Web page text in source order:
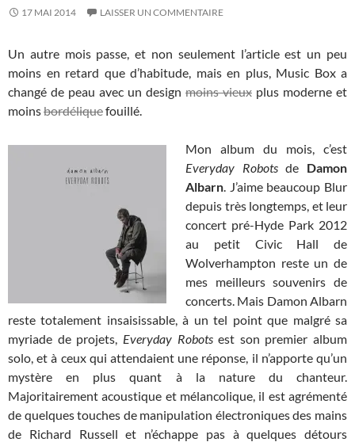
17 MAI 2014 LAISSER UN COMMENTAIRE
Un autre mois passe, et non seulement l’article est un peu
moins en retard que d’habitude, mais en plus, Music Box a
changé de peau avec un design moins vieux plus moderne et
moinsbordéliquefouillé.
Mon album du mois, c’est
Everyday Robotsde Damon
Albarn. J’aime beaucoup Blur
depuis très longtemps, et leur
concert pré-Hyde Park 2012
au petit Civic Hall de
Wolverhampton reste un de
mes meilleurs souvenirs de
concerts. Mais Damon Albarn
reste totalement insaisissable, à un tel point que malgré sa
myriade de projets, Everyday Robotsest son premier album
solo, et à ceux qui attendaient une réponse, il n’apporte qu’un
mystère en plus quant à la nature du chanteur.
Majoritairement acoustique et mélancolique, il est agrémenté
de quelques touches de manipulation électroniques des mains
de Richard Russell et n’échappe pas à quelques détours